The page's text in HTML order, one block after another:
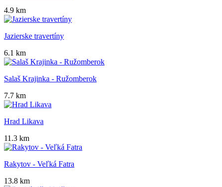
4.9 km
Jazierske travertíny
6.1 km
Salaš Krajinka - Ružomberok
7.7 km
Hrad Likava
11.3 km
Rakytov - Veľká Fatra
13.8 km